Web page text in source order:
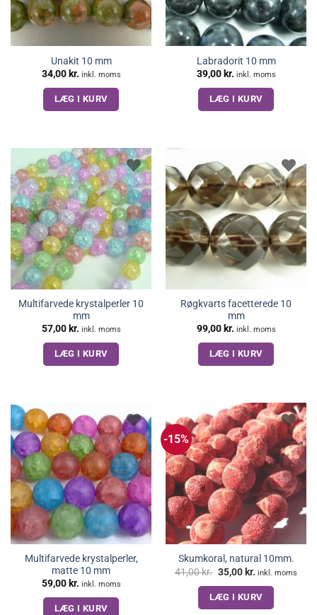
Unakit 10 mm
34,00 kr. inkl. moms
LÆG I KURV
Labradorit 10 mm
39,00 kr. inkl. moms
LÆG I KURV
Multifarvede krystalperler 10
mm
57,00 kr. inkl. moms
LÆG I KURV
Røgkvarts facetterede 10
mm
99,00 kr. inkl. moms
LÆG I KURV
Multifarvede krystalperler,
matte 10 mm
59,00 kr. inkl. moms
LÆG I KURV
-15%
Skumkoral, natural 10mm.
41,00kr. Den
oprindelige
pris
var:
41,00 kr..
35,00 kr. Den
pris
er:
35,00 kr..
inkl. moms
LÆG I KURV